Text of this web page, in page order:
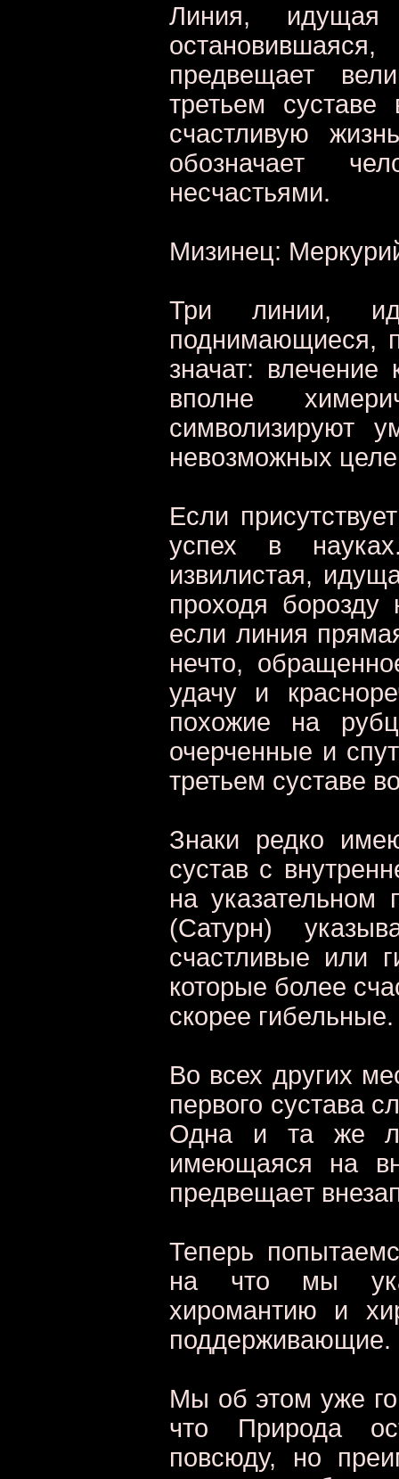
Линия,
предвещает
третьем
счастливую
обозначает
несчастьями.
Мизинец:
Три линии,
поднимающиеся,
значат:
вполне
символизируют
невозможных
Если
успех в
извилистая,
проходя борозду
если линия
нечто,
удачу и
похожие на
очерченные и
третьем суставе
Знаки редко
сустав с
на
(Сатурн)
счастливые или
которые более
скорее гибельные.
Во всех других
первого сустава
Одна и та же
имеющаяся на
предвещает
Теперь
на что мы
хиромантию и
поддерживающие.
Мы об этом уже
что Природа
повсюду, но